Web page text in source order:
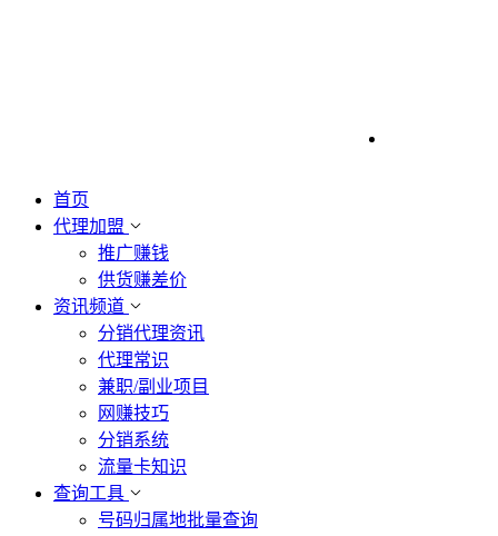
首页
代理加盟
推广赚钱
供货赚差价
资讯频道
分销代理资讯
代理常识
兼职/副业项目
网赚技巧
分销系统
流量卡知识
查询工具
号码归属地批量查询